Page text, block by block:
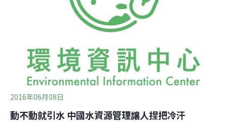
口增長，城市化和污染正在加劇供水壓力。氣候變化帶來
了更加極端和不可預測的天氣，而冰川融化和海水侵入淡
水供應給我們的子孫後代帶來麻煩。只有通過資料和模型
旱災政策。同樣，如果不監測地表水、地下水和水庫，就
無法計算出提高用水效率等目標的進展，這正是
2016年06月08日
動不動就引水 中國水資源管理讓人捏把冷汗